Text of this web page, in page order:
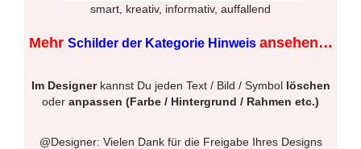
smart, kreativ, informativ, auffallend
Mehr Schilder der Kategorie Hinweis ansehen…
Im Designerkannst Du jeden Text / Bild / Symbol löschen
oder anpassen (Farbe / Hintergrund / Rahmen etc.)
@Designer: Vielen Dank für die Freigabe Ihres Designs